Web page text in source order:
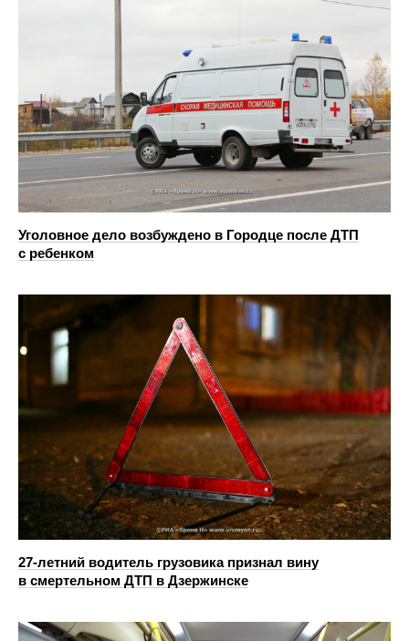
Уголовное дело возбуждено в Городце после ДТП
с ребенком
27-летний водитель грузовика признал вину
в смертельном ДТП в Дзержинске